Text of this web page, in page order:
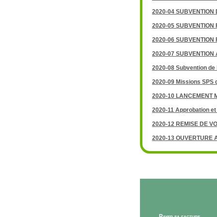
2020-04 SUBVENTION
2020-05 SUBVENTION
2020-06 SUBVENTION
2020-07 SUBVENTION
2020-08 Subvention
2020-09 Missions
2020-10 LANCEMENT
2020-11 Approbation
2020-12 REMISE DE
2020-13 OUVERTURE